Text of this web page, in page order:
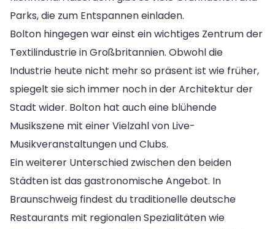
Parks, die zum Entspannen einladen.
Bolton hingegen war einst ein wichtiges Zentrum der
Textilindustrie in Großbritannien. Obwohl die
Industrie heute nicht mehr so präsent ist wie früher,
spiegelt sie sich immer noch in der Architektur der
Stadt wider. Bolton hat auch eine blühende
Musikszene mit einer Vielzahl von Live-
Musikveranstaltungen und Clubs.
Ein weiterer Unterschied zwischen den beiden
Städten ist das gastronomische Angebot. In
Braunschweig findest du traditionelle deutsche
Restaurants mit regionalen Spezialitäten wie